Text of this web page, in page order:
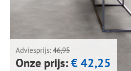
Adviesprijs: 46,95
Onze prijs:€ 42,25